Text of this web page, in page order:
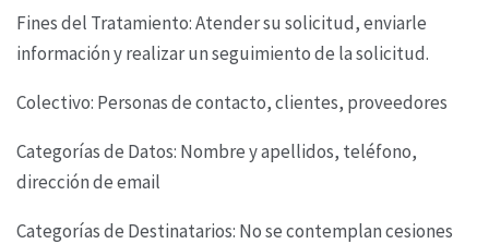
Fines del Tratamiento: Atender su solicitud, enviarle
información y realizar un seguimiento de lasolicitud.
Colectivo: Personas de contacto, clientes, proveedores
Categorías de Datos: Nombre y apellidos, teléfono,
dirección de email
Categorías de Destinatarios: No se contemplan cesiones